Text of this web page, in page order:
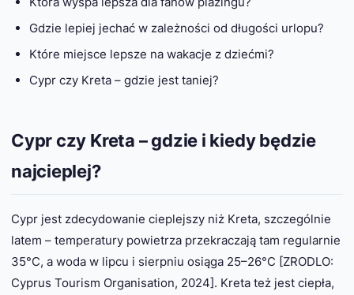
Gdzie lepiej jechać w zależności od długości urlopu?
Które miejsce lepsze na wakacje z dziećmi?
Cypr czy Kreta – gdzie jest taniej?
Cypr czy Kreta – gdzie i kiedy będzie
najcieplej?
Cypr jest zdecydowanie cieplejszy niż Kreta, szczególnie
latem – temperatury powietrza przekraczają tam regularnie
35°C, a woda w lipcu i sierpniu osiąga 25–26°C [ZRODLO:
Cyprus Tourism Organisation, 2024]. Kreta też jest ciepła,